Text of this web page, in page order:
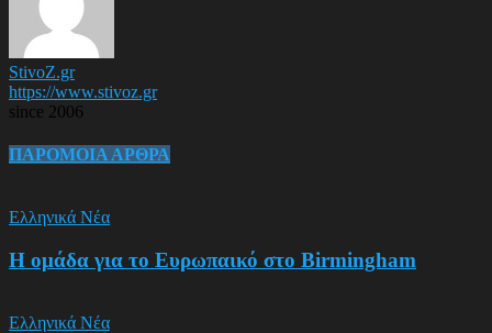
StivoZ.gr
https://www.stivoz.gr
since 2006
ΠΑΡΟΜΟΙΑ ΑΡΘΡΑ
Ελληνικά Νέα
Η ομάδα για το Ευρωπαικό στο Birmingham
Ελληνικά Νέα